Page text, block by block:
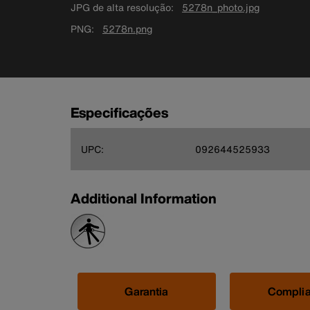
JPG de alta resolução
5278n_photo.jpg
PNG
5278n.png
Especificações
UPC: 092644525933
Additional Information
Garantia